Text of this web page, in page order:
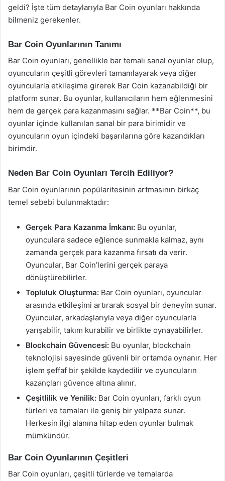
geldi? İşte tüm detaylarıyla Bar Coin oyunları hakkında
bilmeniz gerekenler.
Bar Coin Oyunlarının Tanımı
Bar Coin oyunları, genellikle bar temalı sanal oyunlar olup,
oyuncuların çeşitli görevleri tamamlayarak veya diğer
oyuncularla etkileşime girerek Bar Coin kazanabildiği bir
platform sunar. Bu oyunlar, kullanıcıların hem eğlenmesini
hem de gerçek para kazanmasını sağlar. **Bar Coin**, bu
oyunlar içinde kullanılan sanal bir para birimidir ve
oyuncuların oyun içindeki başarılarına göre kazandıkları
birimdir.
Neden Bar Coin Oyunları Tercih Ediliyor?
Bar Coin oyunlarının popülaritesinin artmasının birkaç
temel sebebi bulunmaktadır:
Gerçek Para Kazanma İmkanı: Bu oyunlar,
oyunculara sadece eğlence sunmakla kalmaz, aynı
zamanda gerçek para kazanma fırsatı da verir.
Oyuncular, Bar Coin’lerini gerçek paraya
dönüştürebilirler.
Topluluk Oluşturma: Bar Coin oyunları, oyuncular
arasında etkileşimi artırarak sosyal bir deneyim sunar.
Oyuncular, arkadaşlarıyla veya diğer oyuncularla
yarışabilir, takım kurabilir ve birlikte oynayabilirler.
Blockchain Güvencesi: Bu oyunlar, blockchain
teknolojisi sayesinde güvenli bir ortamda oynanır. Her
işlem şeffaf bir şekilde kaydedilir ve oyuncuların
kazançları güvence altına alınır.
Çeşitlilik ve Yenilik: Bar Coin oyunları, farklı oyun
türleri ve temaları ile geniş bir yelpaze sunar.
Herkesin ilgi alanına hitap eden oyunlar bulmak
mümkündür.
Bar Coin Oyunlarının Çeşitleri
Bar Coin oyunları, çeşitli türlerde ve temalarda